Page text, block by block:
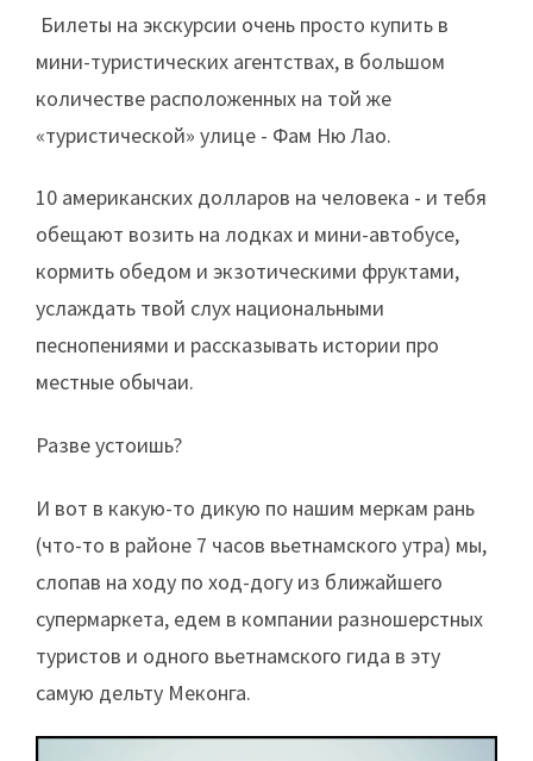
Билеты на экскурсии очень просто купить в
мини-туристических агентствах, в большом
количестве расположенных на той же
«туристической» улице - Фам Ню Лао.
10 американских долларов на человека - и тебя
обещают возить на лодках и мини-автобусе,
кормить обедом и экзотическими фруктами,
услаждать твой слух национальными
песнопениями и рассказывать истории про
местные обычаи.
Разве устоишь?
И вот в какую-то дикую по нашим меркам рань
(что-то в районе 7 часов вьетнамского утра) мы,
слопав на ходу по ход-догу из ближайшего
супермаркета, едем в компании разношерстных
туристов и одного вьетнамского гида в эту
самую дельту Меконга.